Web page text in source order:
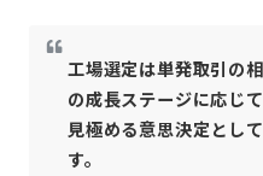
工場選定は単発取引の
の成長ステージに応じ
見極める意思決定とし
す。